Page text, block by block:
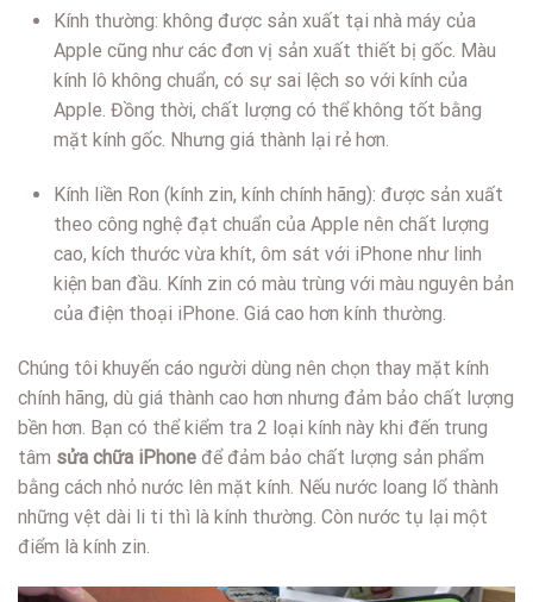
Kính thường: không được sản xuất tại nhà máy của
Apple cũng như các đơn vị sản xuất thiết bị gốc. Màu
kính lô không chuẩn, có sự sai lệch so với kính của
Apple. Đồng thời, chất lượng có thể không tốt bằng
mặt kính gốc. Nhưng giá thành lại rẻ hơn.
Kính liền Ron (kính zin, kính chính hãng): được sản xuất
theo công nghệ đạt chuẩn của Apple nên chất lượng
cao, kích thước vừa khít, ôm sát với iPhone như linh
kiện ban đầu. Kính zin có màu trùng với màu nguyên bản
của điện thoại iPhone. Giá cao hơn kính thường.
Chúng tôi khuyến cáo người dùng nên chọn thay mặt kính
chính hãng, dù giá thành cao hơn nhưng đảm bảo chất lượng
bền hơn. Bạn có thể kiểm tra 2 loại kính này khi đến trung
tâm sửa chữa iPhone để đảm bảo chất lượng sản phẩm
bằng cách nhỏ nước lên mặt kính. Nếu nước loang lổ thành
những vệt dài li ti thì là kính thường. Còn nước tụ lại một
điểm là kính zin.